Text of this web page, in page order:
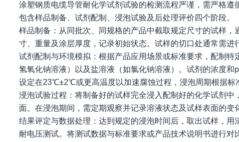
涂塑钢质电缆导管耐化学试剂试验的检测流程严谨，需严格
包含样品制备、试剂配制、浸泡试验及后处理评价四个阶段。
样品制备：从同批次、同规格的产品中截取规定尺寸的试样
寸、重量及涂层厚度，记录初始状态。试样的切口处通常需进
试剂配制与环境模拟：根据产品应用场景或标准要求，配制
氢氧化钠溶液）以及盐溶液（如氯化钠溶液）。试剂的浓度
设定在23℃±2℃或更高温度以加速腐蚀过程，浸泡周期根据标
浸泡试验过程：将制备好的试样完全浸入配制好的化学试剂
面。在浸泡期间，需定期观察并记录溶液状态及试样表面的变
结果评定与数据处理：达到规定的浸泡时间后，取出试样，
耐电压测试。将测试数据与标准要求或产品技术说明书进行